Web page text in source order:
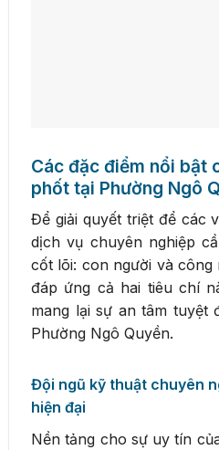
Các đặc điểm nổi bật
phốt tại Phường Ngô
Để giải quyết triệt để các
dịch vụ chuyên nghiệp
cốt lõi: con người và công
đáp ứng cả hai tiêu chí
mang lại sự an tâm tuyệt
Phường Ngô Quyền.
Đội ngũ kỹ thuật chuyên
hiện đại
Nền tảng cho sự uy tín